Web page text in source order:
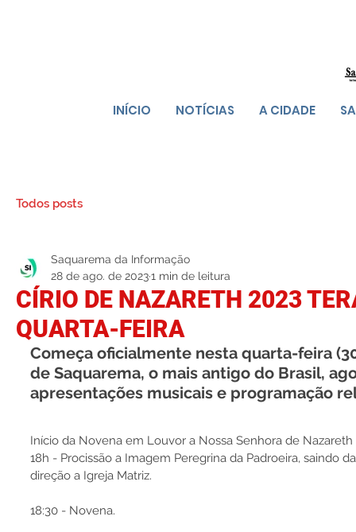
INÍCIO NOTÍCIAS A CIDADE
Todos posts
CÍRIO DE NAZARETH 2023
QUARTA-FEIRA
Saquarema da Informação
28 de ago. de 20231 min de leitura
Começa oficialmente nesta quarta-feira
de Saquarema, o mais antigo do Brasil,
apresentações musicais e programação
Início da Novena em Louvor a Nossa Senhora de
18h - Procissão a Imagem Peregrina da Padroeira, saindo
direção a Igreja Matriz.
18:30 - Novena.